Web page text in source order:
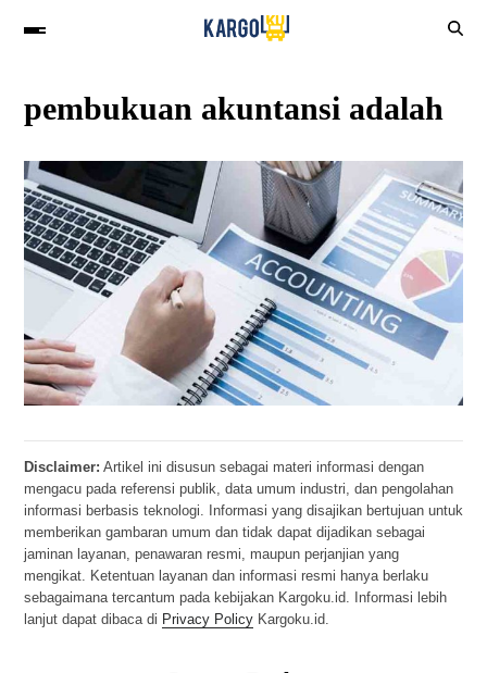
pembukuan akuntansi adalah
Disclaimer: Artikel ini disusun sebagai materi informasi dengan
mengacu pada referensi publik, data umum industri, dan pengolahan
informasi berbasis teknologi. Informasi yang disajikan bertujuan untuk
memberikan gambaran umum dan tidak dapat dijadikan sebagai
jaminan layanan, penawaran resmi, maupun perjanjian yang
mengikat. Ketentuan layanan dan informasi resmi hanya berlaku
sebagaimana tercantum pada kebijakan Kargoku.id. Informasi lebih
lanjut dapat dibaca di Privacy PolicyKargoku.id.